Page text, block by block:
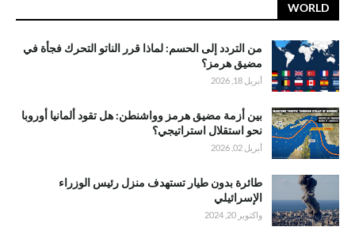
WORLD
من التردد إلى الحسم: لماذا قرر الناتو التحرك فجأة في
مضيق هرمز؟
أبريل 18, 2026
بين أزمة مضيق هرمز وواشنطن: هل تقود ألمانيا أوروبا
نحو استقلال استراتيجي؟
أبريل 02, 2026
طائرة بدون طيار تستهدف منزل رئيس الوزراء
الإسرائيلي
واكتوبر 20, 2024